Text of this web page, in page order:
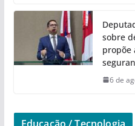
sobre
propõe
6 de